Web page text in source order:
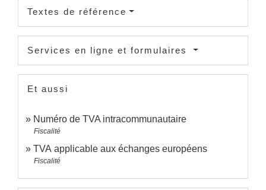
Textes de référence
Services en ligne et formulaires
Et aussi
Numéro de TVA intracommunautaire
Fiscalité
TVA applicable aux échanges européens
Fiscalité